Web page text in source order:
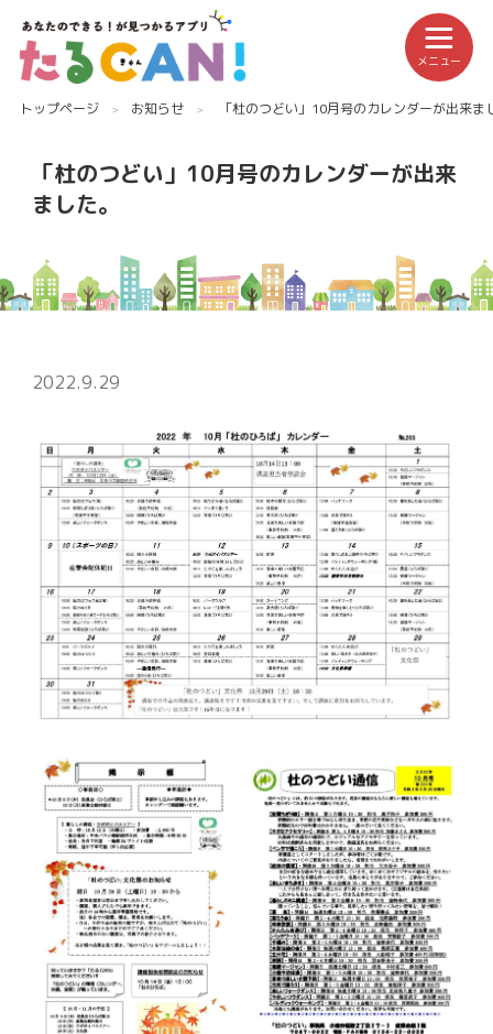
トップページ お知らせ 「杜のつどい」10月号のカレンダーが出来ま
「杜のつどい」10月号のカレンダーが出来
ました。
2022.9.29
メニュー